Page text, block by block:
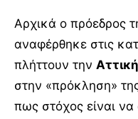
Αρχικά ο πρόεδρος
αναφέρθηκε στις
πλήττουν την Αττική
στην «πρόκληση»
πως στόχος είναι να